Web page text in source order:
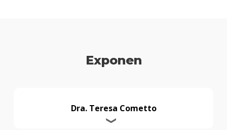
Exponen
Dra. Teresa Cometto